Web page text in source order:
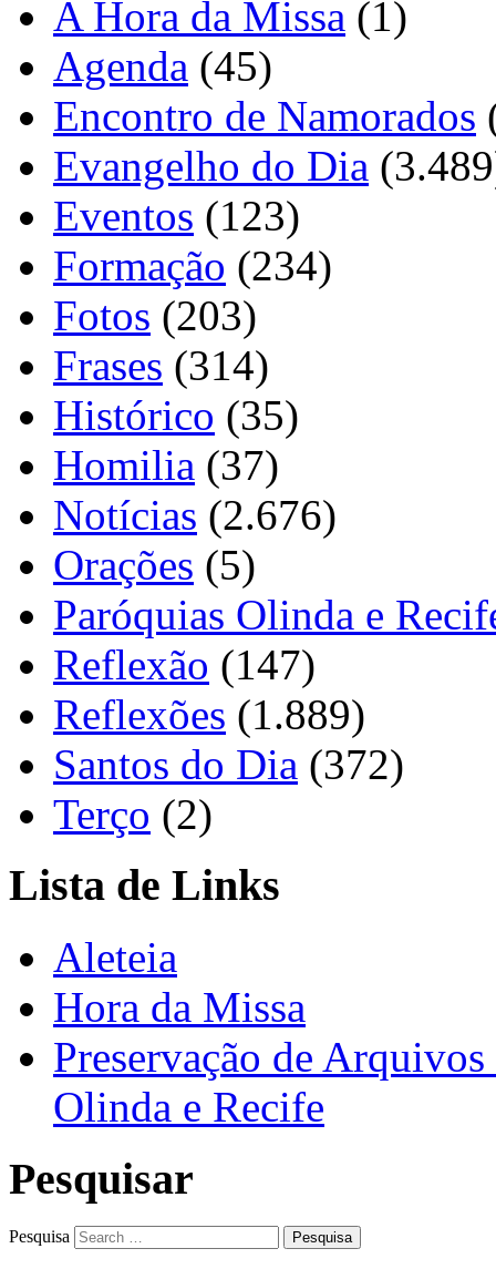
A Hora da Missa (1)
Agenda (45)
Encontro de Namorados
Evangelho do Dia
Eventos (123)
Formação (234)
Fotos (203)
Frases (314)
Histórico (35)
Homilia (37)
Notícias (2.676)
Orações (5)
Paróquias Olinda e
Reflexão (147)
Reflexões (1.889)
Santos do Dia (372)
Terço (2)
Lista de Links
Aleteia
Hora da Missa
Preservação de
Olinda e Recife
Pesquisar
Pesquisa